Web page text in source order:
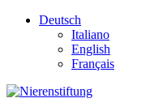
Deutsch
Italiano
English
Français